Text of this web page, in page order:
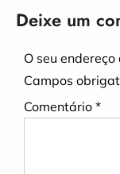
Deixe um
O seu
Campos
Comentário *